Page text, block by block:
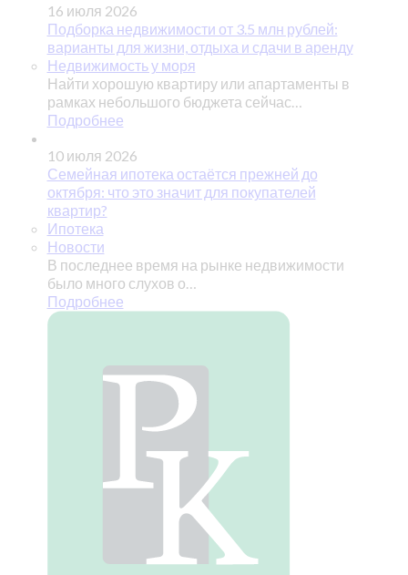
16 июля 2026
Подборка недвижимости от 3.5 млн рублей:
варианты для жизни, отдыха и сдачи в аренду
Недвижимость у моря
Найти хорошую квартиру или апартаменты в
рамках небольшого бюджета сейчас…
Подробнее
10 июля 2026
Семейная ипотека остаётся прежней до
октября: что это значит для покупателей
квартир?
Ипотека
Новости
В последнее время на рынке недвижимости
было много слухов о…
Подробнее